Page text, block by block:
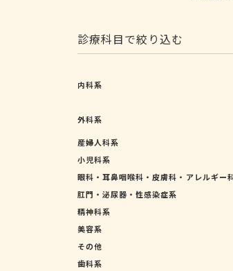
診療科目で絞り込む
内科系
外科系
産婦人科系
小児科系
眼科・耳鼻咽喉科・皮膚科・アレルギー
肛門・泌尿器・性感染症系
精神科系
美容系
その他
歯科系